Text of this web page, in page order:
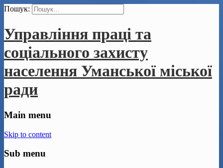
Пошук:
Управління праці та
соціального захисту
населення Уманської міської
ради
Main menu
Skip to content
Sub menu